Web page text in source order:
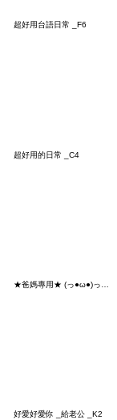
超好用台語日常 _F6
超好用的日常 _C4
好愛好愛你 _給老公 _K2